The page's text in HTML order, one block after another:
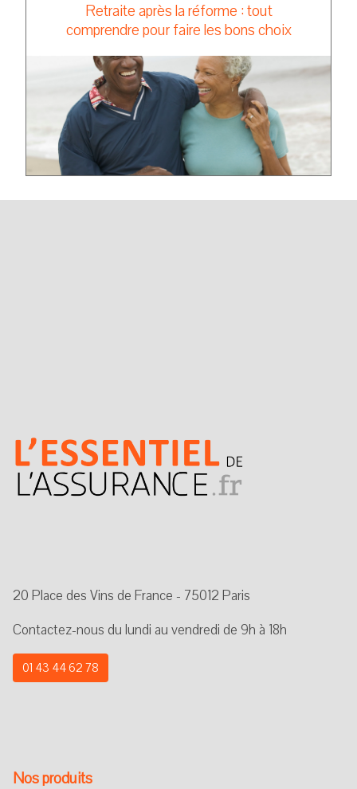
Retraite après la réforme : tout
comprendre pour faire les bons choix
20 Place des Vins de France - 75012 Paris
Contactez-nous du lundi au vendredi de 9h à 18h
01 43 44 62 78
Nos produits